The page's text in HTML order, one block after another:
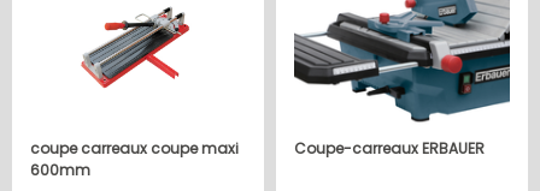
coupe carreaux coupe maxi
600mm
Coupe-carreaux ERBAUER